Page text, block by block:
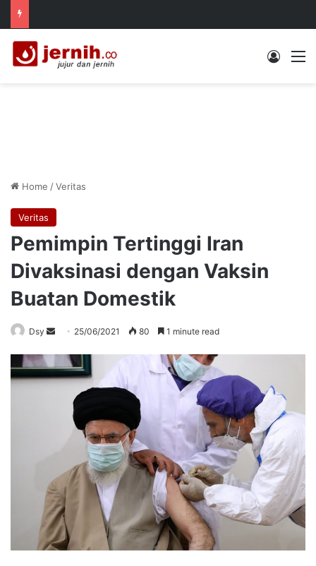
Log In
Home /Veritas
Veritas
Pemimpin Tertinggi Iran
Divaksinasi dengan Vaksin
Buatan Domestik
Dsy
Send
email
25/06/2021 80 1 minute read